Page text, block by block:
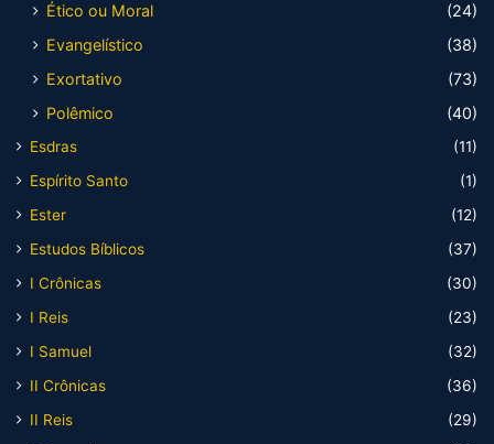
Ético ou Moral
(24)
Evangelístico
(38)
Exortativo
(73)
Polêmico
(40)
Esdras
(11)
Espírito Santo
(1)
Ester
(12)
Estudos Bíblicos
(37)
I Crônicas
(30)
I Reis
(23)
I Samuel
(32)
II Crônicas
(36)
II Reis
(29)